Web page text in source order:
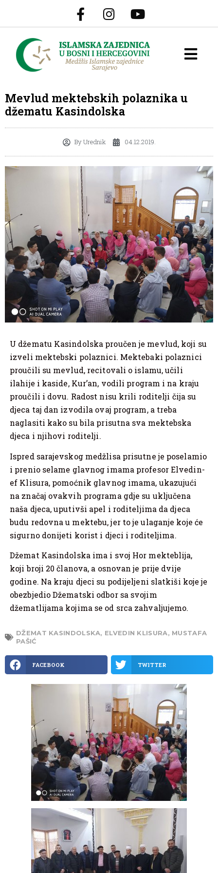
Mevlud mektebskih polaznika u
džematu Kasindolska
ByUrednik 04.12.2019.
U džematu Kasindolska proučen je mevlud, koji su
izveli mektebski polaznici. Mektebaki polaznici
proučili su mevlud, recitovali o islamu, učili
ilahije i kaside, Kur’an, vodili program i na kraju
proučili i dovu. Radost nisu krili roditelji čija su
djeca taj dan izvodila ovaj program, a treba
naglasiti kako su bila prisutna sva mektebska
djeca i njihovi roditelji.
Ispred sarajevskog medžlisa prisutne je poselamio
i prenio selame glavnog imama profesor Elvedin-
ef Klisura, pomoćnik glavnog imama, ukazujući
na značaj ovakvih programa gdje su uključena
naša djeca, uputivši apel i roditeljima da djeca
budu redovna u mektebu, jer to je ulaganje koje će
sigurno donijeti korist i djeci i roditeljima.
Džemat Kasindolska ima i svoj Hor mekteblija,
koji broji 20 članova, a osnovan je prije dvije
godine. Na kraju djeci su podijeljeni slatkiši koje je
obezbjedio Džematski odbor sa svojim
džematlijama kojima se od srca zahvaljujemo.
DŽEMAT KASINDOLSKA, ELVEDIN KLISURA, MUSTAFA
PAŠIĆ
FACEBOOK TWITTER